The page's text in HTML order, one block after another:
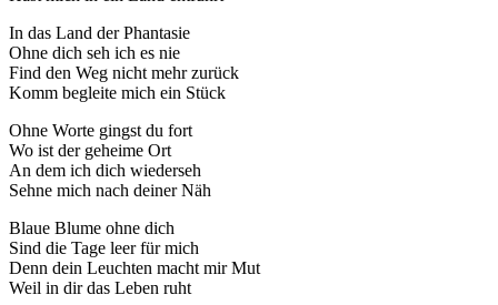
In das Land der Phantasie
Ohne dich seh ich es nie
Find den Weg nicht mehr zurück
Komm begleite mich ein Stück
Ohne Worte gingst du fort
Wo ist der geheime Ort
An dem ich dich wiederseh
Sehne mich nach deiner Näh
Blaue Blume ohne dich
Sind die Tage leer für mich
Denn dein Leuchten macht mir Mut
Weil in dir das Leben ruht